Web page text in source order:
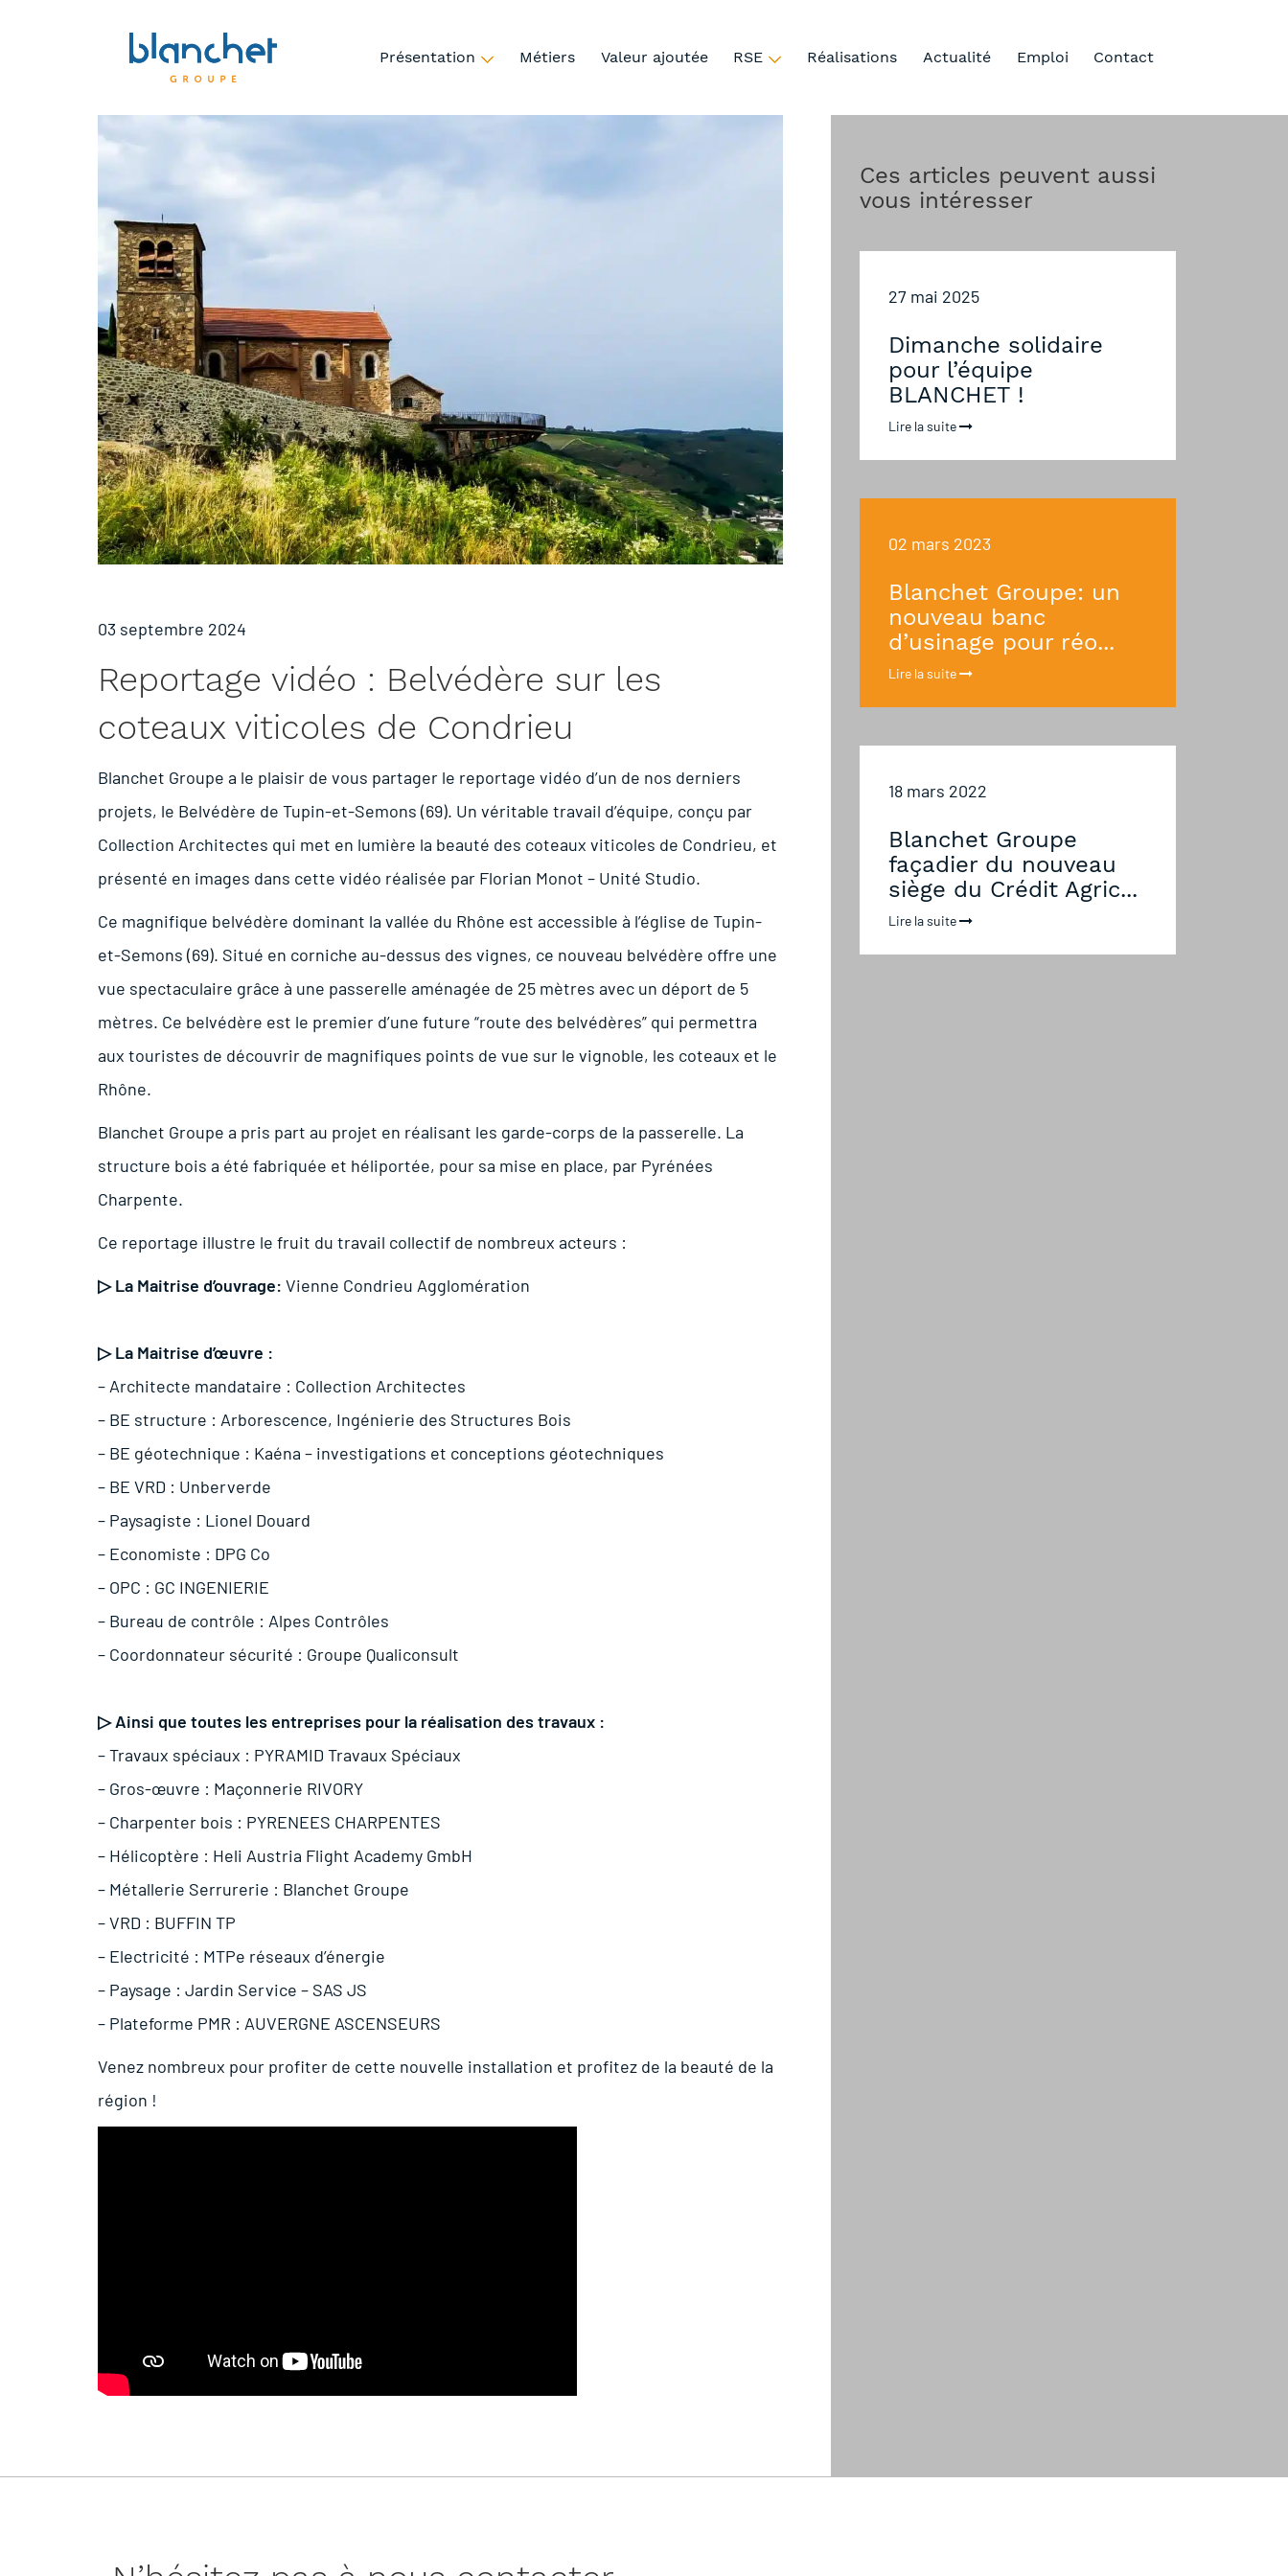
Présentation Métiers Valeur ajoutée RSE Réalisations Actualité Emploi Contact
03 septembre 2024
Reportage vidéo : Belvédère sur les
coteaux viticoles de Condrieu
Blanchet Groupe a le plaisir de vous partager le reportage vidéo d’un de nos derniers
projets, le Belvédère de Tupin-et-Semons (69). Un véritable travail d’équipe, conçu par
Collection Architectes qui met en lumière la beauté des coteaux viticoles de Condrieu, et
présenté en images dans cette vidéo réalisée par Florian Monot – Unité Studio.
Ce magnifique belvédère dominant la vallée du Rhône est accessible à l’église de Tupin-
et-Semons (69). Situé en corniche au-dessus des vignes, ce nouveau belvédère offre une
vue spectaculaire grâce à une passerelle aménagée de 25 mètres avec un déport de 5
mètres. Ce belvédère est le premier d’une future “route des belvédères” qui permettra
aux touristes de découvrir de magnifiques points de vue sur le vignoble, les coteaux et le
Rhône.
Blanchet Groupe a pris part au projet en réalisant les garde-corps de la passerelle. La
structure bois a été fabriquée et héliportée, pour sa mise en place, par Pyrénées
Charpente.
Ce reportage illustre le fruit du travail collectif de nombreux acteurs :
▷ La Maitrise d’ouvrage: Vienne Condrieu Agglomération
▷ La Maitrise d’œuvre :
– Architecte mandataire : Collection Architectes
– BE structure : Arborescence, Ingénierie des Structures Bois
– BE géotechnique : Kaéna – investigations et conceptions géotechniques
– BE VRD : Unberverde
– Paysagiste : Lionel Douard
– Economiste : DPG Co
– OPC : GC INGENIERIE
– Bureau de contrôle : Alpes Contrôles
– Coordonnateur sécurité : Groupe Qualiconsult
▷ Ainsi que toutes les entreprises pour la réalisation des travaux :
– Travaux spéciaux : PYRAMID Travaux Spéciaux
– Gros-œuvre : Maçonnerie RIVORY
– Charpenter bois : PYRENEES CHARPENTES
– Hélicoptère : Heli Austria Flight Academy GmbH
– Métallerie Serrurerie : Blanchet Groupe
– VRD : BUFFIN TP
– Electricité : MTPe réseaux d’énergie
– Paysage : Jardin Service – SAS JS
– Plateforme PMR : AUVERGNE ASCENSEURS
Venez nombreux pour profiter de cette nouvelle installation et profitez de la beauté de la
région !
Ces articles peuvent aussi
vous intéresser
27 mai 2025
Dimanche solidaire
pour l’équipe
BLANCHET !
Lire la suite
02 mars 2023
Blanchet Groupe: un
nouveau banc
d’usinage pour réo...
Lire la suite
18 mars 2022
Blanchet Groupe
façadier du nouveau
siège du Crédit Agric...
Lire la suite